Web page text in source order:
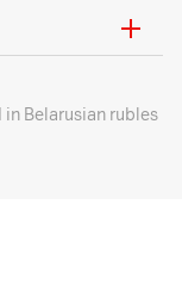
Belarusian rubles